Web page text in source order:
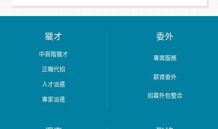
獵才
中高階獵才
正職代招
人才派遣
專家派遣
委外
專案服務
薪資委外
招募外包整合